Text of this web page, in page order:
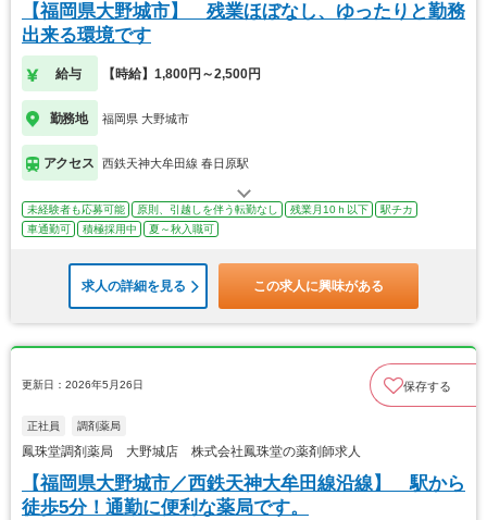
【福岡県大野城市】 残業ほぼなし、ゆったりと勤務
出来る環境です
給与 【時給】1,800円～2,500円
勤務地 福岡県 大野城市
アクセス 西鉄天神大牟田線 春日原駅
未経験者も応募可能 原則、引越しを伴う転勤なし 残業月10ｈ以下
駅チカ
車通勤可
積極採用中 夏～秋入職可
求人の詳細を見る この求人に興味がある
更新日：2026年5月26日 保存する
正社員 調剤薬局
鳳珠堂調剤薬局 大野城店 株式会社鳳珠堂の薬剤師求人
【福岡県大野城市／西鉄天神大牟田線沿線】 駅から
徒歩5分！通勤に便利な薬局です。